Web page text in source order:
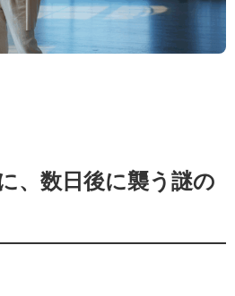
、数日後に襲う謎の